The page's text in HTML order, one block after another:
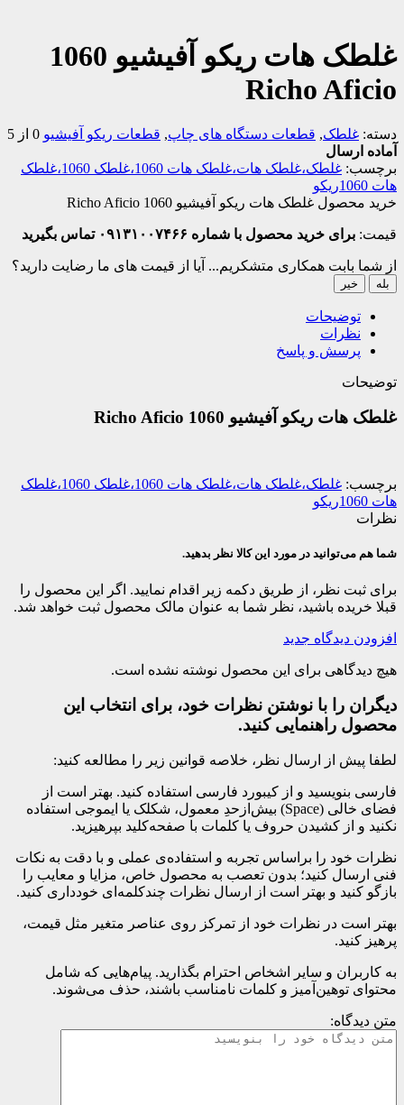
غلطک هات ریکو آفیشیو 1060
Richo Aficio
دسته: غلطک, قطعات دستگاه های چاپ, قطعات ریکو آفیشیو 0 از 5
آماده ارسال
برچسب:
غلطک،غلطک هات،غلطک هات 1060،غلطک 1060،غلطک
هات 1060ریکو
خرید محصول غلطک هات ریکو آفیشیو 1060 Richo Aficio
قیمت: برای خرید محصول با شماره ۰۹۱۳۱۰۰۷۴۶۶ تماس بگیرید
از شما بابت همکاری متشکریم... آیا از قیمت های ما رضایت دارید؟
بله خیر
توضیحات
نظرات
پرسش و پاسخ
توضیحات
غلطک هات ریکو آفیشیو 1060 Richo Aficio
برچسب:
غلطک،غلطک هات،غلطک هات 1060،غلطک 1060،غلطک
هات 1060ریکو
نظرات
شما هم می‌توانید در مورد این کالا نظر بدهید.
برای ثبت نظر، از طریق دکمه زیر اقدام نمایید. اگر این محصول را
قبلا خریده باشید، نظر شما به عنوان مالک محصول ثبت خواهد شد.
افزودن دیدگاه جدید
هیچ دیدگاهی برای این محصول نوشته نشده است.
دیگران را با نوشتن نظرات خود، برای انتخاب این
محصول راهنمایی کنید.
لطفا پیش از ارسال نظر، خلاصه قوانین زیر را مطالعه کنید:
فارسی بنویسید و از کیبورد فارسی استفاده کنید. بهتر است از
فضای خالی (Space) بیش‌از‌حدِ معمول، شکلک یا ایموجی استفاده
نکنید و از کشیدن حروف یا کلمات با صفحه‌کلید بپرهیزید.
نظرات خود را براساس تجربه و استفاده‌ی عملی و با دقت به نکات
فنی ارسال کنید؛ بدون تعصب به محصول خاص، مزایا و معایب را
بازگو کنید و بهتر است از ارسال نظرات چندکلمه‌‌ای خودداری کنید.
بهتر است در نظرات خود از تمرکز روی عناصر متغیر مثل قیمت،
پرهیز کنید.
به کاربران و سایر اشخاص احترام بگذارید. پیام‌هایی که شامل
محتوای توهین‌آمیز و کلمات نامناسب باشند، حذف می‌شوند.
متن دیدگاه: